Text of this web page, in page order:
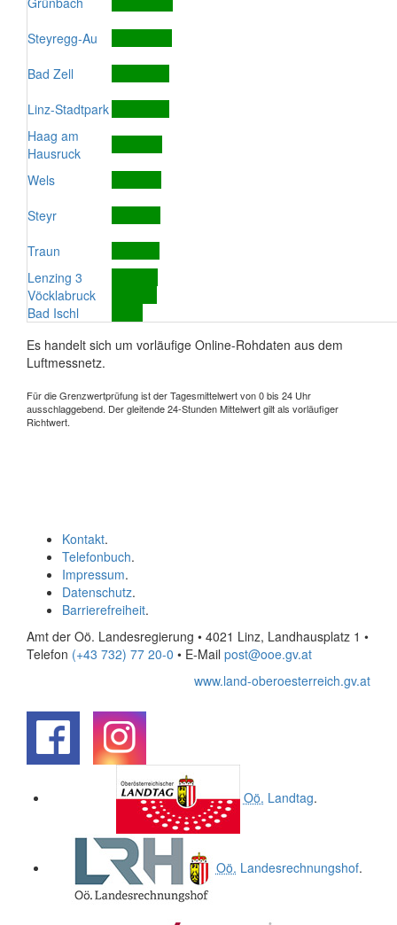
Steyregg-Au
Bad Zell
Linz-Stadtpark
Haag am
Hausruck
Wels
Steyr
Traun
Lenzing 3
Vöcklabruck
Bad Ischl
Es handelt sich um vorläufige Online-Rohdaten aus dem
Luftmessnetz.
Für die Grenzwertprüfung ist der Tagesmittelwert von 0 bis 24 Uhr
ausschlaggebend. Der gleitende 24-Stunden Mittelwert gilt als vorläufiger
Richtwert.
Kontakt.
Telefonbuch.
Impressum.
Datenschutz.
Barrierefreiheit.
Amt der Oö. Landesregierung • 4021 Linz, Landhausplatz 1 •
Telefon (+43 732) 77 20-0 • E-Mail post@ooe.gv.at
www.land-oberoesterreich.gv.at
Oö. Landtag.
Oö. Landesrechnungshof.